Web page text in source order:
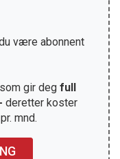
være abonnent
gir deg full
deretter koster
mnd.